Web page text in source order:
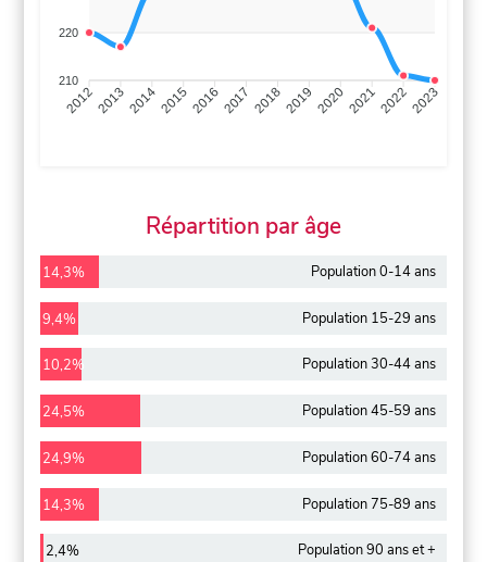
220
210
201220132014201520162017 20182019 2020202120222023
Répartition par âge
14,3% Population 0-14 ans
9,4% Population 15-29 ans
10,2% Population 30-44 ans
24,5% Population 45-59 ans
24,9% Population 60-74 ans
14,3% Population 75-89 ans
2,4% Population 90 ans et +